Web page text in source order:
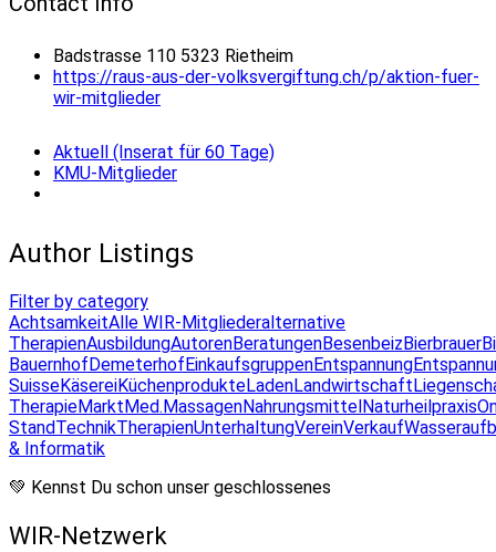
Badstrasse 110 5323 Rietheim
https://raus-aus-der-volksvergiftung.ch/p/aktion-fuer-
wir-mitglieder
Aktuell (Inserat für 60 Tage)
KMU-Mitglieder
Author Listings
Filter by category
AchtsamkeitAlle WIR-Mitgliederalternative
TherapienAusbildungAutorenBeratungenBesenbeizBierbrauer
BauernhofDemeterhofEinkaufsgruppenEntspannung
SuisseKäsereiKüchenprodukteLadenLandwirtschaft
TherapieMarktMed.MassagenNahrungsmittelNaturheilpraxis
StandTechnikTherapienUnterhaltungVereinVerkauf
& Informatik
💚 Kennst Du schon unser geschlossenes
WIR-Netzwerk